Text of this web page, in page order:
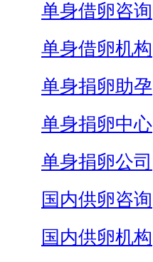
单身借卵咨询
单身借卵机构
单身捐卵助孕
单身捐卵中心
单身捐卵公司
国内供卵咨询
国内供卵机构